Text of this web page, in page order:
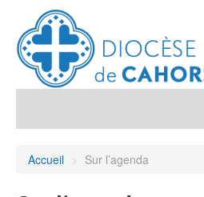
Accueil > Sur l’agenda